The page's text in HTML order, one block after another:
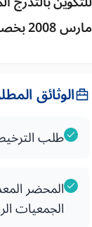
مارس 2008 بخصوص فتح واستغلال مراكز التكوين المهني الخاص من طرف الجمعيات.
الوثائق
طلب
الجمعيات